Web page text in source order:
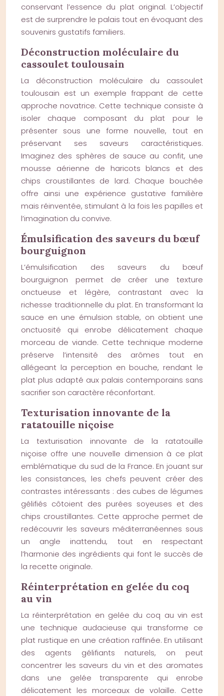
conservant l’essence du plat original. L’objectif
est de surprendre le palais tout en évoquant des
souvenirs gustatifs familiers.
Déconstruction moléculaire du
cassoulet toulousain
La déconstruction moléculaire du cassoulet
toulousain est un exemple frappant de cette
approche novatrice. Cette technique consiste à
isoler chaque composant du plat pour le
présenter sous une forme nouvelle, tout en
préservant ses saveurs caractéristiques.
Imaginez des sphères de sauce au confit, une
mousse aérienne de haricots blancs et des
chips croustillantes de lard. Chaque bouchée
offre ainsi une expérience gustative familière
mais réinventée, stimulant à la fois les papilles et
l’imagination du convive.
Émulsification des saveurs du bœuf
bourguignon
L’émulsification des saveurs du bœuf
bourguignon permet de créer une texture
onctueuse et légère, contrastant avec la
richesse traditionnelle du plat. En transformant la
sauce en une émulsion stable, on obtient une
onctuosité qui enrobe délicatement chaque
morceau de viande. Cette technique moderne
préserve l’intensité des arômes tout en
allégeant la perception en bouche, rendant le
plat plus adapté aux palais contemporains sans
sacrifier son caractère réconfortant.
Texturisation innovante de la
ratatouille niçoise
La texturisation innovante de la ratatouille
niçoise offre une nouvelle dimension à ce plat
emblématique du sud de la France. En jouant sur
les consistances, les chefs peuvent créer des
contrastes intéressants : des cubes de légumes
gélifiés côtoient des purées soyeuses et des
chips croustillantes. Cette approche permet de
redécouvrir les saveurs méditerranéennes sous
un angle inattendu, tout en respectant
l’harmonie des ingrédients qui font le succès de
la recette originale.
Réinterprétation en gelée du coq
au vin
La réinterprétation en gelée du coq au vin est
une technique audacieuse qui transforme ce
plat rustique en une création raffinée. En utilisant
des agents gélifiants naturels, on peut
concentrer les saveurs du vin et des aromates
dans une gelée transparente qui enrobe
délicatement les morceaux de volaille. Cette